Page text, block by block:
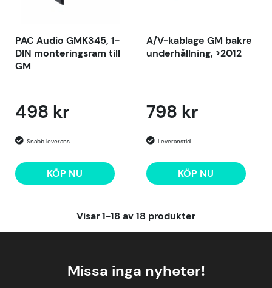
PAC Audio GMK345, 1-
DIN monteringsram till
GM
498 kr
KÖP NU
A/V-kablage GM bakre
underhållning, >2012
798 kr
KÖP NU
Visar1-18 av18 produkter
Missa inga nyheter!